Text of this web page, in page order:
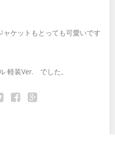
ケットもとっても可愛いです
軽装Ver. でした。